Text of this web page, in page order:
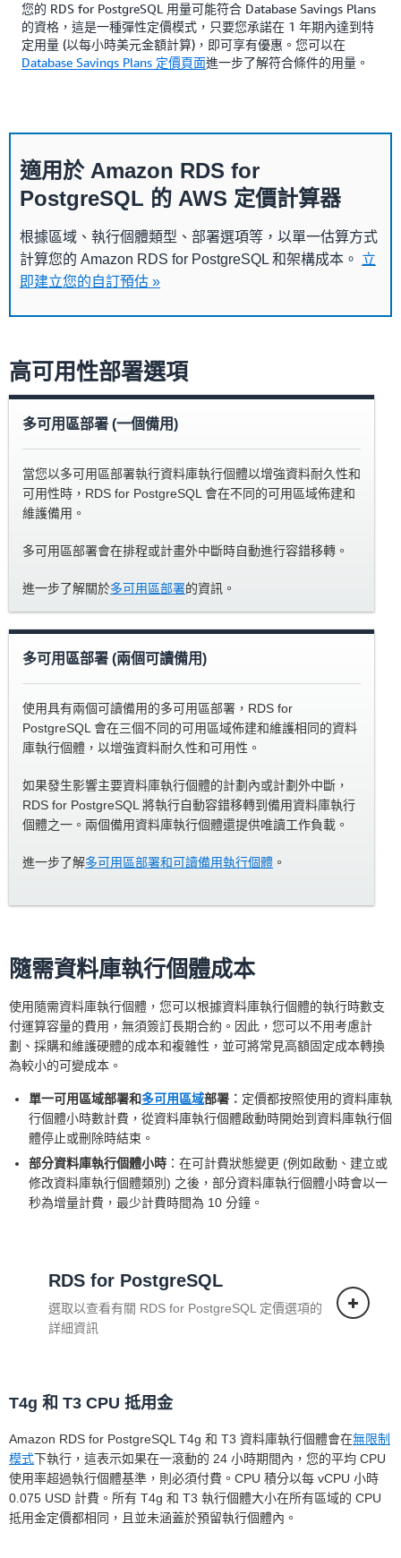
您的 RDS for PostgreSQL 用量可能符合 Database Savings Plans
的資格，這是一種彈性定價模式，只要您承諾在 1 年期內達到特
定用量 (以每小時美元金額計算)，即可享有優惠。您可以在
Database Savings Plans 定價頁面進一步了解符合條件的用量。
適用於 Amazon RDS for
PostgreSQL 的 AWS 定價計算器
根據區域、執行個體類型、部署選項等，以單一估算方式
計算您的 Amazon RDS for PostgreSQL 和架構成本。 立
即建立您的自訂預估 »
高可用性部署選項
多可用區部署 (一個備用)
當您以多可用區部署執行資料庫執行個體以增強資料耐久性和
可用性時，RDS for PostgreSQL 會在不同的可用區域佈建和
維護備用。
多可用區部署會在排程或計畫外中斷時自動進行容錯移轉。
進一步了解關於多可用區部署的資訊。
多可用區部署 (兩個可讀備用)
使用具有兩個可讀備用的多可用區部署，RDS for
PostgreSQL 會在三個不同的可用區域佈建和維護相同的資料
庫執行個體，以增強資料耐久性和可用性。
如果發生影響主要資料庫執行個體的計劃內或計劃外中斷，
RDS for PostgreSQL 將執行自動容錯移轉到備用資料庫執行
個體之一。兩個備用資料庫執行個體還提供唯讀工作負載。
進一步了解多可用區部署和可讀備用執行個體 。
隨需資料庫執行個體成本
使用隨需資料庫執行個體，您可以根據資料庫執行個體的執行時數支
付運算容量的費用，無須簽訂長期合約。因此，您可以不用考慮計
劃、採購和維護硬體的成本和複雜性，並可將常見高額固定成本轉換
為較小的可變成本。
單一可用區域部署和多可用區域部署︰ 定價都按照使用的資料庫執
行個體小時數計費，從資料庫執行個體啟動時開始到資料庫執行個
體停止或刪除時結束。
部分資料庫執行個體小時 ：在可計費狀態變更 (例如啟動、建立或
修改資料庫執行個體類別) 之後，部分資料庫執行個體小時會以一
秒為增量計費，最少計費時間為 10 分鐘。
RDS for PostgreSQL
選取以查看有關 RDS for PostgreSQL 定價選項的
詳細資訊
單一可用區部署
下面的定價適用於在單一可用區域部署的資
料庫執行個體。
T4g 和 T3 CPU 抵用金
Amazon RDS for PostgreSQL T4g 和 T3 資料庫執行個體會在無限制
模式下執行，這表示如果在一滾動的 24 小時期間內，您的平均 CPU
使用率超過執行個體基準，則必須付費。CPU 積分以每 vCPU 小時
0.075 USD 計費。所有 T4g 和 T3 執行個體大小在所有區域的 CPU
抵用金定價都相同，且並未涵蓋於預留執行個體內。